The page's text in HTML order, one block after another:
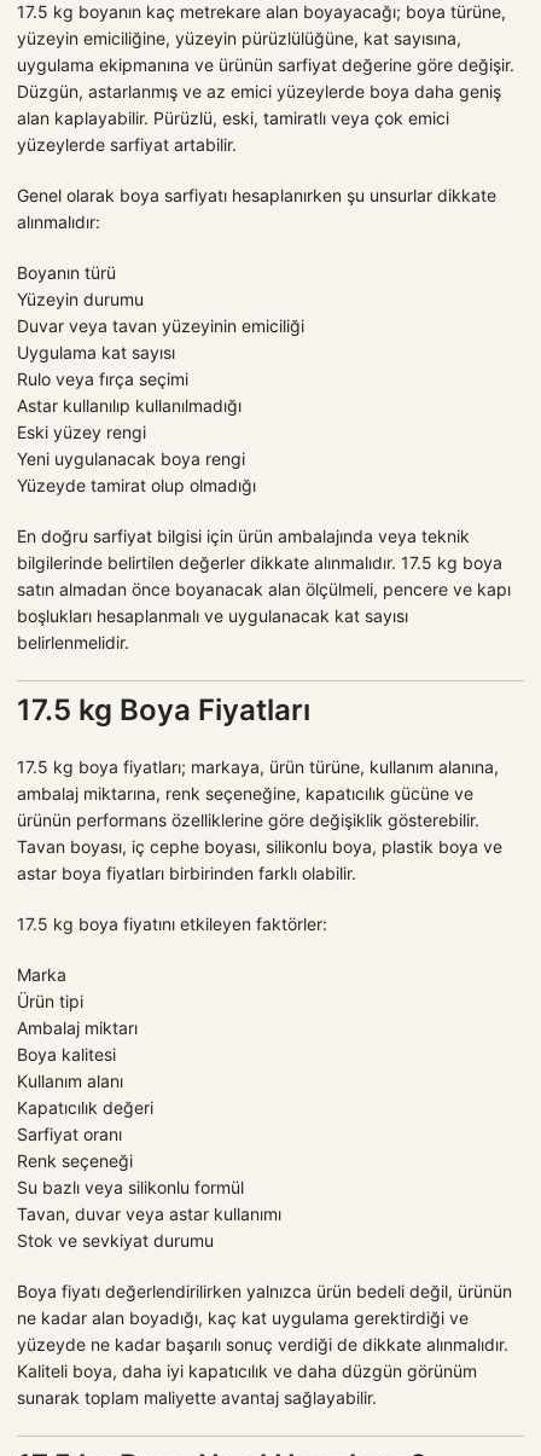
17.5 kg boyanın kaç metrekare alan boyayacağı; boya türüne,
yüzeyin emiciliğine, yüzeyin pürüzlülüğüne, kat sayısına,
uygulama ekipmanına ve ürünün sarfiyat değerine göre değişir.
Düzgün, astarlanmış ve az emici yüzeylerde boya daha geniş
alan kaplayabilir. Pürüzlü, eski, tamiratlı veya çok emici
yüzeylerde sarfiyat artabilir.
Genel olarak boya sarfiyatı hesaplanırken şu unsurlar dikkate
alınmalıdır:
Boyanın türü
Yüzeyin durumu
Duvar veya tavan yüzeyinin emiciliği
Uygulama kat sayısı
Rulo veya fırça seçimi
Astar kullanılıp kullanılmadığı
Eski yüzey rengi
Yeni uygulanacak boya rengi
Yüzeyde tamirat olup olmadığı
En doğru sarfiyat bilgisi için ürün ambalajında veya teknik
bilgilerinde belirtilen değerler dikkate alınmalıdır. 17.5 kg boya
satın almadan önce boyanacak alan ölçülmeli, pencere ve kapı
boşlukları hesaplanmalı ve uygulanacak kat sayısı
belirlenmelidir.
17.5 kg Boya Fiyatları
17.5 kg boya fiyatları; markaya, ürün türüne, kullanım alanına,
ambalaj miktarına, renk seçeneğine, kapatıcılık gücüne ve
ürünün performans özelliklerine göre değişiklik gösterebilir.
Tavan boyası, iç cephe boyası, silikonlu boya, plastik boya ve
astar boya fiyatları birbirinden farklı olabilir.
17.5 kg boya fiyatını etkileyen faktörler:
Marka
Ürün tipi
Ambalaj miktarı
Boya kalitesi
Kullanım alanı
Kapatıcılık değeri
Sarfiyat oranı
Renk seçeneği
Su bazlı veya silikonlu formül
Tavan, duvar veya astar kullanımı
Stok ve sevkiyat durumu
Boya fiyatı değerlendirilirken yalnızca ürün bedeli değil, ürünün
ne kadar alan boyadığı, kaç kat uygulama gerektirdiği ve
yüzeyde ne kadar başarılı sonuç verdiği de dikkate alınmalıdır.
Kaliteli boya, daha iyi kapatıcılık ve daha düzgün görünüm
sunarak toplam maliyette avantaj sağlayabilir.